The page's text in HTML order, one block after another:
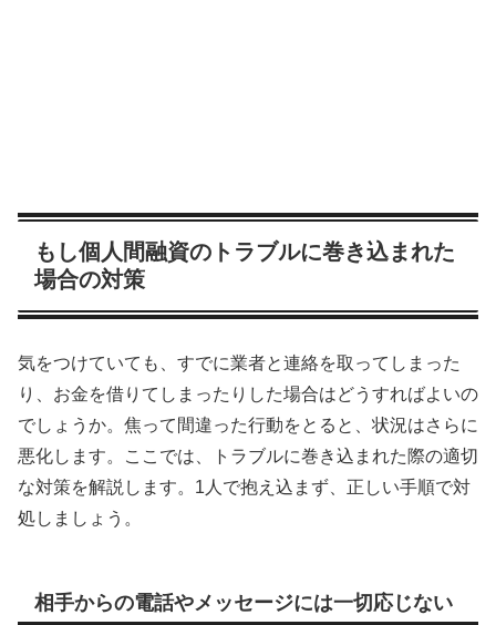
もし個人間融資のトラブルに巻き込まれた
場合の対策
気をつけていても、すでに業者と連絡を取ってしまった
り、お金を借りてしまったりした場合はどうすればよいの
でしょうか。焦って間違った行動をとると、状況はさらに
悪化します。ここでは、トラブルに巻き込まれた際の適切
な対策を解説します。1人で抱え込まず、正しい手順で対
処しましょう。
相手からの電話やメッセージには一切応じない